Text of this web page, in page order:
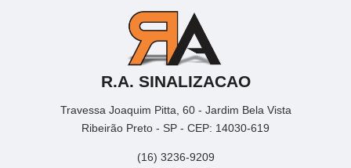
R.A. SINALIZACAO
Travessa Joaquim Pitta, 60 - Jardim Bela Vista
Ribeirão Preto - SP - CEP: 14030-619
(16) 3236-9209